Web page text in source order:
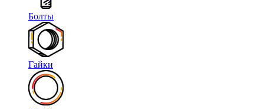
Болты
Гайки